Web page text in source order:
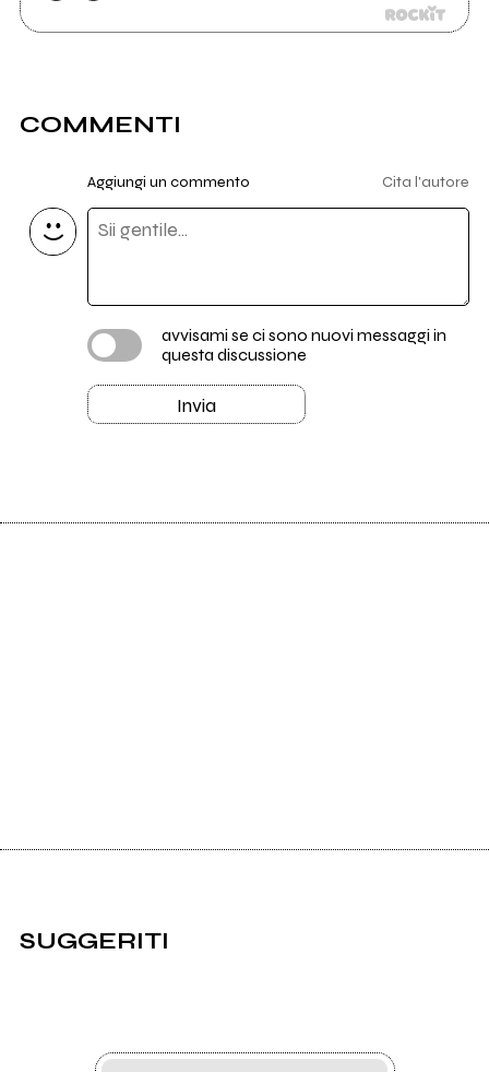
COMMENTI
Aggiungi un commento Cita l'autore
avvisami se ci sono nuovi messaggi in
questa discussione
Invia
SUGGERITI